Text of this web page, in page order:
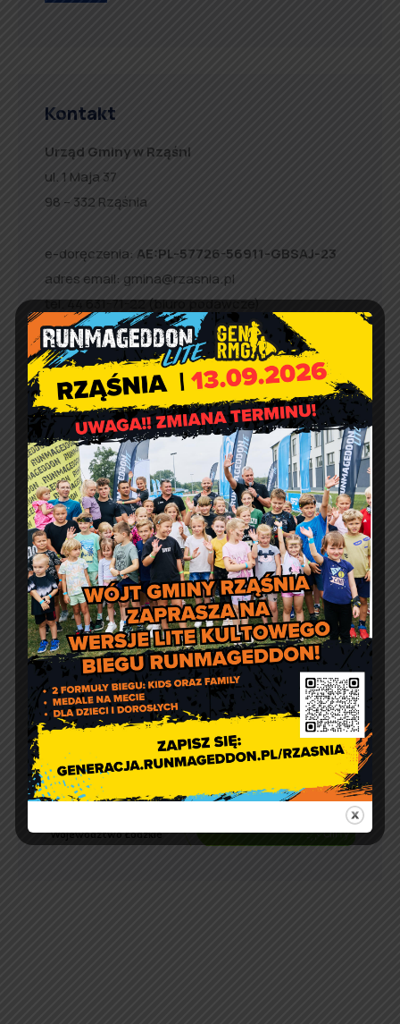
Kontakt
Urząd Gminy w Rząśni
ul. 1 Maja 37
98 – 332 Rząśnia
e-doręczenia: AE:PL-57726-56911-GBSAJ-23
adres email: gmina@rzasnia.pl
tel. 44 631-71-22 (biuro podawcze)
Godziny otwarcia Urzędu:
pon.: 9:00 – 17:00
wt. – pt.: 7:30 – 15:30
Jakość powietrza